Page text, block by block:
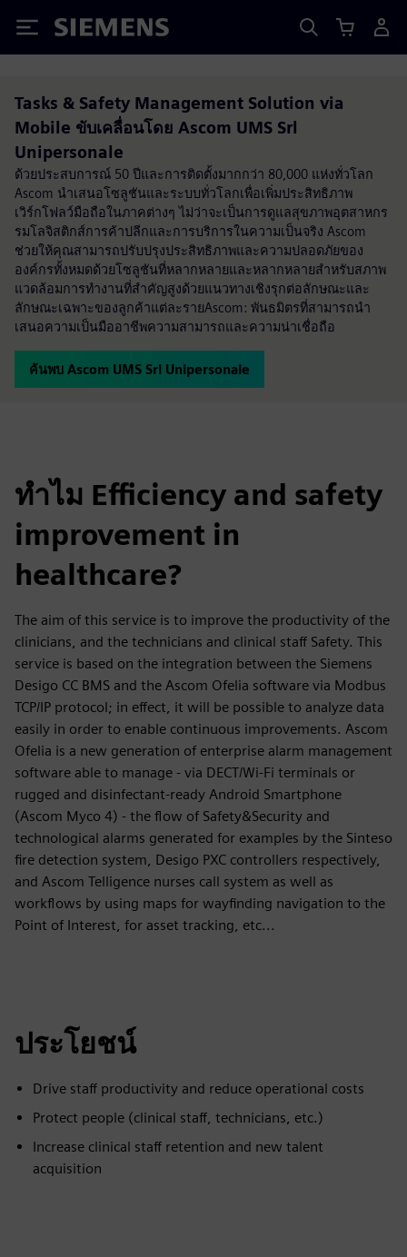
Siemens
Tasks & Safety Management Solution via
Mobile ขับเคลื่อนโดย Ascom UMS Srl
Unipersonale
ด้วยประสบการณ์ 50 ปีและการติดตั้งมากกว่า 80,000 แห่งทั่วโลก
Ascom นำเสนอโซลูชันและระบบทั่วโลกเพื่อเพิ่มประสิทธิภาพ
เวิร์กโฟลว์มือถือในภาคต่างๆ ไม่ว่าจะเป็นการดูแลสุขภาพอุตสาหกร
รมโลจิสติกส์การค้าปลีกและการบริการในความเป็นจริง Ascom
ช่วยให้คุณสามารถปรับปรุงประสิทธิภาพและความปลอดภัยของ
องค์กรทั้งหมดด้วยโซลูชันที่หลากหลายและหลากหลายสำหรับสภาพ
แวดล้อมการทำงานที่สำคัญสูงด้วยแนวทางเชิงรุกต่อลักษณะและ
ลักษณะเฉพาะของลูกค้าแต่ละรายAscom: พันธมิตรที่สามารถนำ
เสนอความเป็นมืออาชีพความสามารถและความน่าเชื่อถือ
ค้นพบ Ascom UMS Srl Unipersonale
ทำไม Efficiency and safety
improvement in
healthcare?
The aim of this service is to improve the productivity of the
clinicians, and the technicians and clinical staff Safety. This
service is based on the integration between the Siemens
Desigo CC BMS and the Ascom Ofelia software via Modbus
TCP/IP protocol; in effect, it will be possible to analyze data
easily in order to enable continuous improvements. Ascom
Ofelia is a new generation of enterprise alarm management
software able to manage - via DECT/Wi-Fi terminals or
rugged and disinfectant-ready Android Smartphone
(Ascom Myco 4) - the flow of Safety&Security and
technological alarms generated for examples by the Sinteso
fire detection system, Desigo PXC controllers respectively,
and Ascom Telligence nurses call system as well as
workflows by using maps for wayfinding navigation to the
Point of Interest, for asset tracking, etc...
ประโยชน์
Drive staff productivity and reduce operational costs
Protect people (clinical staff, technicians, etc.)
Increase clinical staff retention and new talent
acquisition